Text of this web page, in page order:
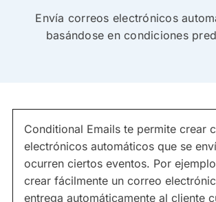
Envía correos electrónicos
basándose en condiciones
Conditional Emails te permite crear
electrónicos automáticos que se
ocurren ciertos eventos. Por
crear fácilmente un correo
entrega automáticamente al cliente